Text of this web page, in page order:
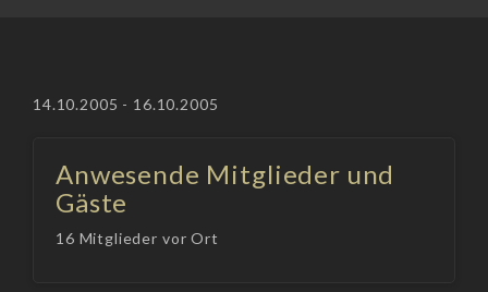
14.10.2005 - 16.10.2005
Anwesende Mitglieder und
Gäste
16 Mitglieder vor Ort